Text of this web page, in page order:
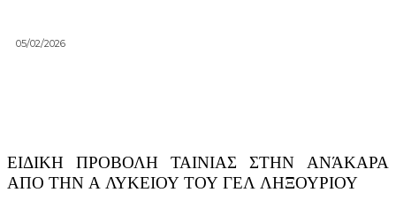
05/02/2026
ΕΙΔΙΚΗ ΠΡΟΒΟΛΗ ΤΑΙΝΙΑΣ ΣΤΗΝ ΑΝΆΚΑΡΑ
ΑΠΟ ΤΗΝ Α ΛΥΚΕΙΟΥ ΤΟΥ ΓΕΛ ΛΗΞΟΥΡΙΟΥ